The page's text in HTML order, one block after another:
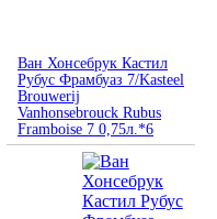
Ван Хонсебрук Кастил
Рубус Фрамбуаз 7/Kasteel
Brouwerij
Vanhonsebrouck Rubus
Framboise 7 0,75л.*6